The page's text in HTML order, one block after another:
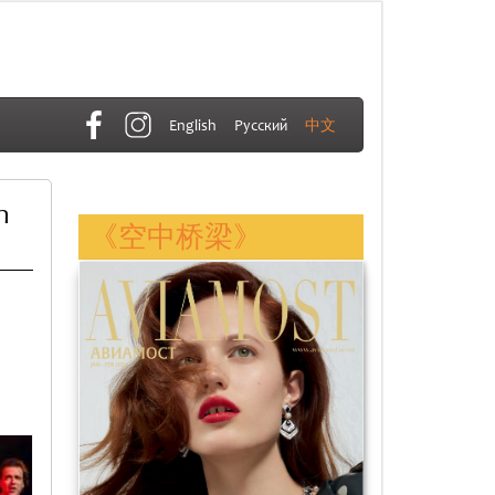
English Русский 中文
《空中桥梁》